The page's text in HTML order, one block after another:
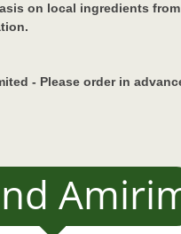
on local ingredients
- Please order in